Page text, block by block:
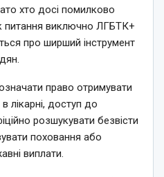
хто досі помилково
питання виключно ЛГБТК+
про ширший інструмент
право отримувати
лікарні, доступ до
розшукувати безвісти
поховання або
виплати.